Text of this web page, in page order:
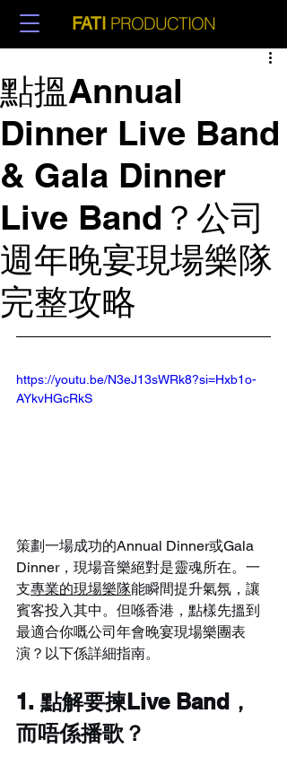
FATI PRODUCTION
點搵Annual
Dinner Live Band
& Gala Dinner
Live Band？公司
週年晚宴現場樂隊
完整攻略
https://youtu.be/N3eJ13sWRk8?si=Hxb1o-
AYkvHGcRkS
策劃一場成功的Annual Dinner或Gala
Dinner，現場音樂絕對是靈魂所在。一
支專業的現場樂隊能瞬間提升氣氛，讓
賓客投入其中。但喺香港，點樣先搵到
最適合你嘅公司年會晚宴現場樂團表
演？以下係詳細指南。
1. 點解要揀Live Band，
而唔係播歌？